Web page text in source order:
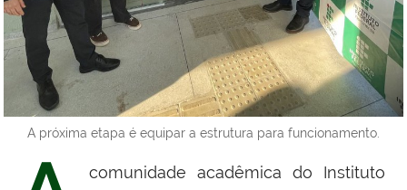
A próxima etapa é equipar a estrutura para funcionamento.
comunidade acadêmica do Instituto